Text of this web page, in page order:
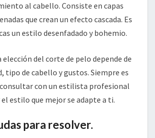
al cabello. Consiste en capas
que crean un efecto cascada. Es
un estilo desenfadado y bohemio.
elección del corte de pelo depende de
tipo de cabello y gustos. Siempre es
con un estilista profesional
estilo que mejor se adapte a ti.
para resolver.